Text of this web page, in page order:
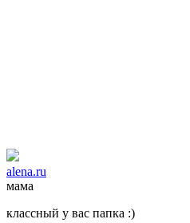
alena.ru
мама
классный у вас папка :)